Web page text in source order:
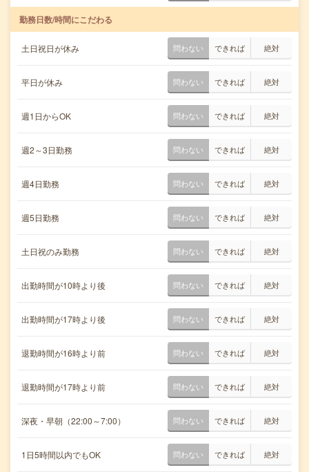
勤務日数/時間にこだわる
土日祝日が休み 問わない できれば 絶対
平日が休み 問わない できれば 絶対
週1日からOK 問わない できれば 絶対
週2～3日勤務 問わない できれば 絶対
週4日勤務 問わない できれば 絶対
週5日勤務 問わない できれば 絶対
土日祝のみ勤務 問わない できれば 絶対
出勤時間が10時より後 問わない できれば 絶対
出勤時間が17時より後 問わない できれば 絶対
退勤時間が16時より前 問わない できれば 絶対
退勤時間が17時より前 問わない できれば 絶対
深夜・早朝（22:00～7:00） 問わない できれば 絶対
1日5時間以内でもOK 問わない できれば 絶対